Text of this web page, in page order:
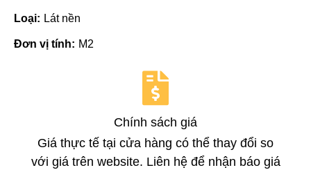
Loại: Lát nền
Đơn vị tính: M2
Chính sách giá
Giá thực tế tại cửa hàng có thể thay đổi so
với giá trên website. Liên hệ để nhận báo giá